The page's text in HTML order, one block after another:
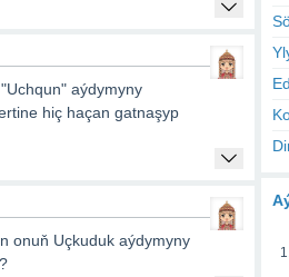
aýdymyny
hiç haçan gatnaşyp
onuň Uçkuduk aýdymyny